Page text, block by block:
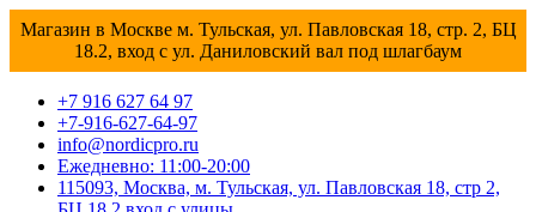
Магазин в Москве м. Тульская, ул. Павловская 18, стр. 2, БЦ
18.2, вход с ул. Даниловский вал под шлагбаум
+7 916 627 64 97
+7-916-627-64-97
info@nordicpro.ru
Ежедневно: 11:00-20:00
115093, Москва, м. Тульская, ул. Павловская 18, стр 2,